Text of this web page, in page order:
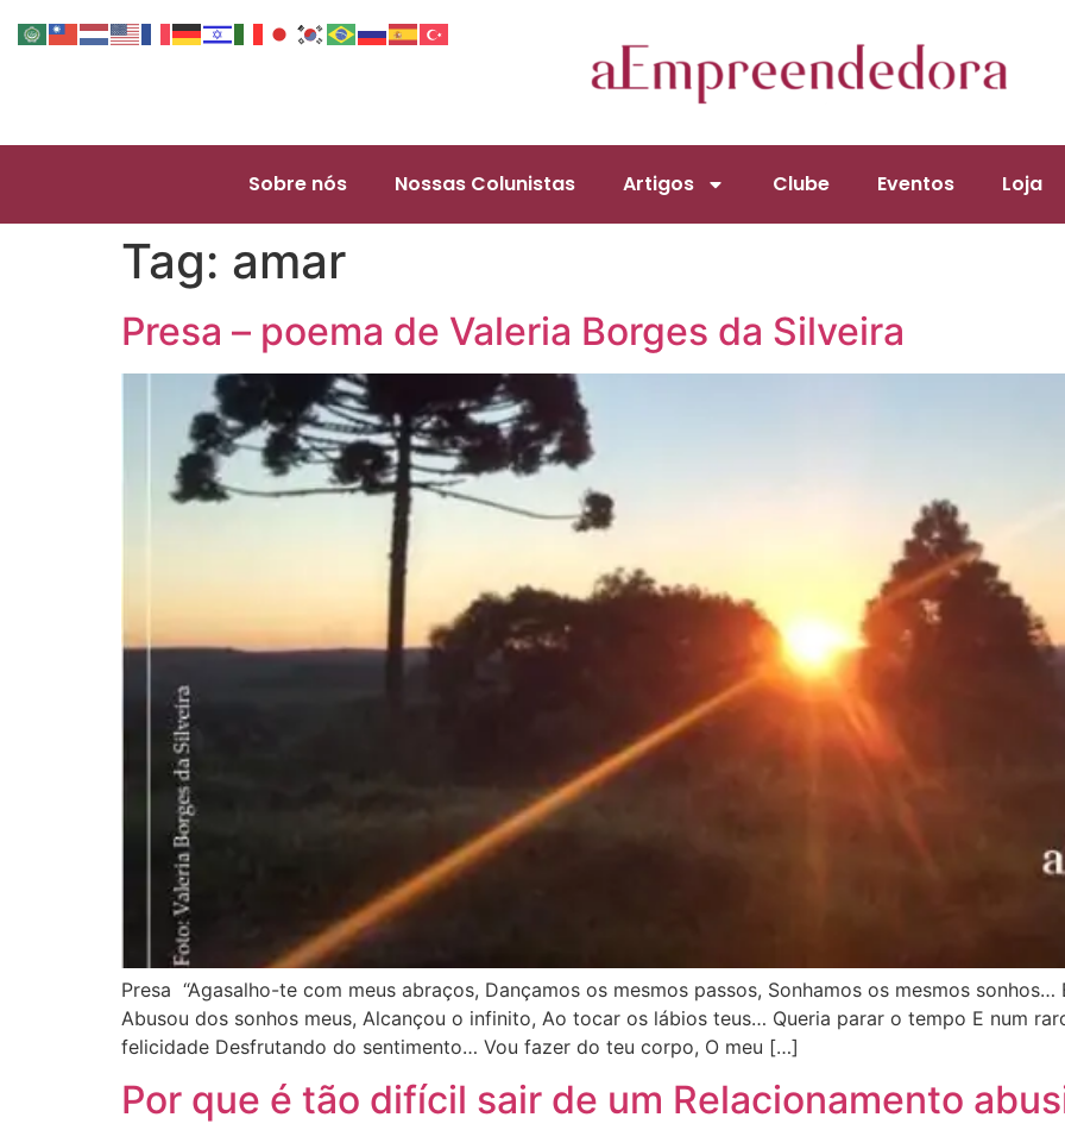
Sobre nós Nossas Colunistas Artigos Clube Eventos Loja
Tag: amar
Presa – poema de Valeria Borges da Silveira
Presa “Agasalho-te com meus abraços, Dançamos os mesmos passos, Sonhamos os mesmos
Abusou dos sonhos meus, Alcançou o infinito, Ao tocar os lábios teus… Queria parar o tempo E num
felicidade Desfrutando do sentimento… Vou fazer do teu corpo, O meu […]
Por que é tão difícil sair de um Relacionamento